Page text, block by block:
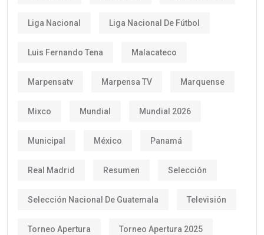
Liga Nacional Liga Nacional De Fútbol
Luis Fernando Tena Malacateco
Marpensatv Marpensa TV Marquense
Mixco Mundial Mundial 2026
Municipal México Panamá
Real Madrid Resumen Selección
Selección Nacional De Guatemala Televisión
Torneo Apertura Torneo Apertura 2025